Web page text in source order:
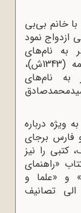
و چهارم آذرماه 1339ش با خانم بی‌بی
نمود
به نام‌های
بی‌بی‌رضوان (متولد 1341ش)، بی‌بی‌ فاطمه (1343ش)،
دو پسر به نام‌های
1347ش) و سیدمحمدصادق
ویژه درباره
فارس برجای
کتبی را نیز
«راهنمای
و «علما و
الی تصانیف